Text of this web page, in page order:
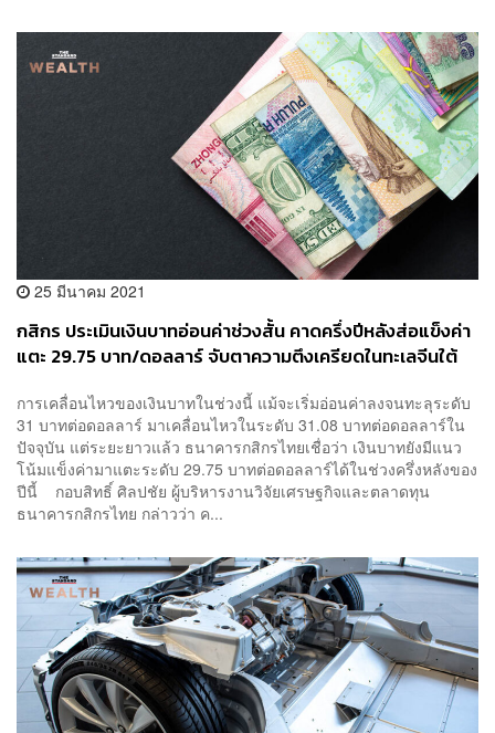
25 มีนาคม 2021
กสิกร ประเมินเงินบาทอ่อนค่าช่วงสั้น คาดครึ่งปีหลังส่อแข็งค่า
แตะ 29.75 บาท/ดอลลาร์ จับตาความตึงเครียดในทะเลจีนใต้
การเคลื่อนไหวของเงินบาทในช่วงนี้ แม้จะเริ่มอ่อนค่าลงจนทะลุระดับ
31 บาทต่อดอลลาร์ มาเคลื่อนไหวในระดับ 31.08 บาทต่อดอลลาร์ใน
ปัจจุบัน แต่ระยะยาวแล้ว ธนาคารกสิกรไทยเชื่อว่า เงินบาทยังมีแนว
โน้มแข็งค่ามาแตะระดับ 29.75 บาทต่อดอลลาร์ได้ในช่วงครึ่งหลังของ
ปีนี้ กอบสิทธิ์ ศิลปชัย ผู้บริหารงานวิจัยเศรษฐกิจและตลาดทุน
ธนาคารกสิกรไทย กล่าวว่า ค...